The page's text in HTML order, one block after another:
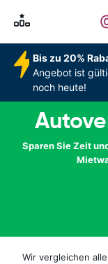
Bis zu 20%
Angebot ist
noch heute!
Sparen Sie Zeit
Wir vergleichen